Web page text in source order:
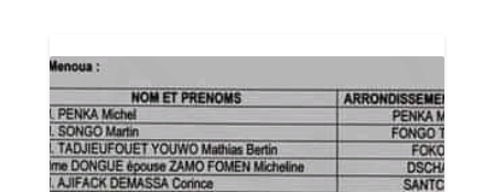
ALERTE
ANNONCE
ART & CULTURE & TRADITION